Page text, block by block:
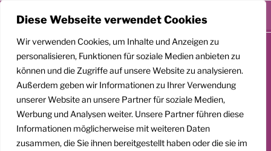
Diese Webseite verwendet Cookies
Wir verwenden Cookies, um Inhalte und Anzeigen zu
personalisieren, Funktionen für soziale Medien anbieten zu
können und die Zugriffe auf unsere Website zu analysieren.
Außerdem geben wir Informationen zu Ihrer Verwendung
unserer Website an unsere Partner für soziale Medien,
Werbung und Analysen weiter. Unsere Partner führen diese
Informationen möglicherweise mit weiteren Daten
zusammen, die Sie ihnen bereitgestellt haben oder die sie im
Zum
springen
GEMEINSAM
AUFSTEIGEN
Klarheit. Präsenz. Befreiung.
Transformationscoach | Architekt der Befreiung
Menü